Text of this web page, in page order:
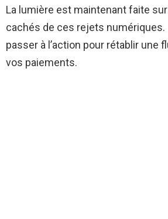
La lumière est maintenant faite
cachés de ces rejets
passer à l’action pour rétablir une
vos paiements.